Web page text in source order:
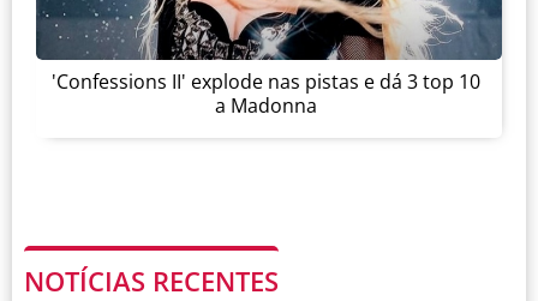
'Confessions II' explode nas pistas e dá 3 top 10
a Madonna
NOTÍCIAS RECENTES